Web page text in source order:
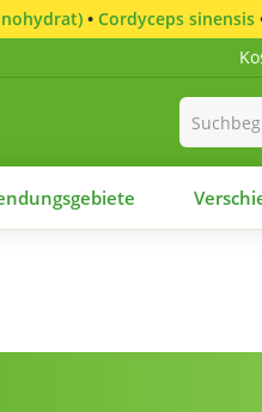
• Cordyceps sinensis